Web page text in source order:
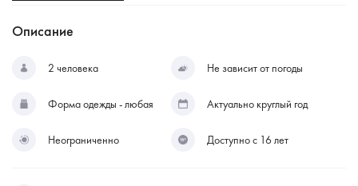
Описание
2 человека Не зависит от погоды
Форма одежды - любая Актуально круглый год
Неограниченно Доступно с 16 лет